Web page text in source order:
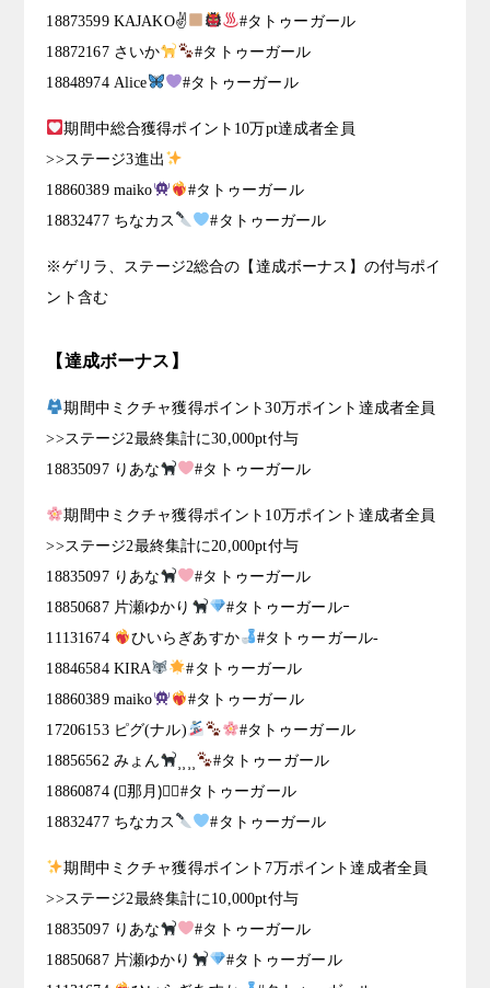
18873599 KAJAKO✌
#タトゥーガール
18872167 さいか
#タトゥーガール
18848974 Alice
#タトゥーガール
期間中総合獲得ポイント10万pt達成者全員
>>ステージ3進出
18860389 maiko
#タトゥーガール
18832477 ちなカス
#タトゥーガール
※ゲリラ、ステージ2総合の【達成ボーナス】の付与ポイ
ント含む
【達成ボーナス】
期間中ミクチャ獲得ポイント30万ポイント達成者全員
>>ステージ2最終集計に30,000pt付与
18835097 りあな
#タトゥーガール
期間中ミクチャ獲得ポイント10万ポイント達成者全員
>>ステージ2最終集計に20,000pt付与
18835097 りあな
#タトゥーガール
18850687 片瀬ゆかり
#タトゥーガールｰ
11131674
ひいらぎあすか
#タトゥーガール-
18846584 KIRA
#タトゥーガール
18860389 maiko
#タトゥーガール
17206153 ピグ(ナル)
#タトゥーガール
18856562 みょん
#タトゥーガール
18860874 (⃔那月)⃕↝#タトゥーガール
18832477 ちなカス
#タトゥーガール
期間中ミクチャ獲得ポイント7万ポイント達成者全員
>>ステージ2最終集計に10,000pt付与
18835097 りあな
#タトゥーガール
18850687 片瀬ゆかり
#タトゥーガール